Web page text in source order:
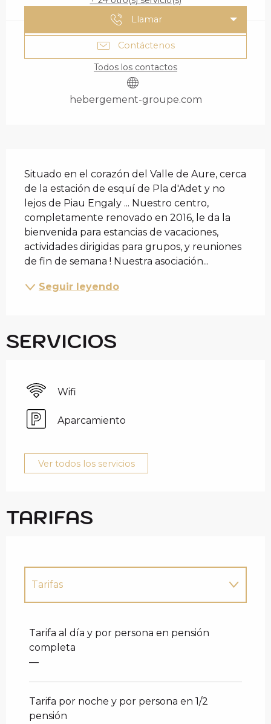
Llamar
Contáctenos
Todos los contactos
hebergement-groupe.com
Situado en el corazón del Valle de Aure, cerca
de la estación de esquí de Pla d'Adet y no
lejos de Piau Engaly ... Nuestro centro,
completamente renovado en 2016, le da la
bienvenida para estancias de vacaciones,
actividades dirigidas para grupos, y reuniones
de fin de semana ! Nuestra asociación...
Seguir leyendo
SERVICIOS
Wifi
Aparcamiento
Ver todos los servicios
TARIFAS
Tarifas
Tarifa al día y por persona en pensión
completa
—
Tarifa por noche y por persona en 1/2
pensión